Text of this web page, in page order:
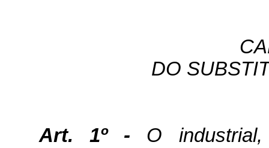
DO
Art. 1º - O